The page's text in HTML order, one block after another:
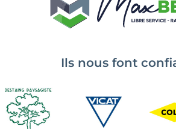
Ils nous font